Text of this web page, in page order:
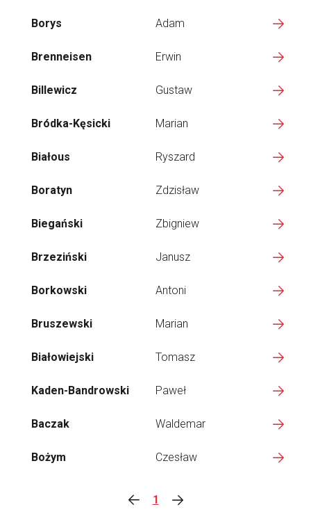
Borys Adam
Brenneisen Erwin
Billewicz Gustaw
Bródka-Kęsicki Marian
Białous Ryszard
Boratyn Zdzisław
Biegański Zbigniew
Brzeziński Janusz
Borkowski Antoni
Bruszewski Marian
Białowiejski Tomasz
Kaden-Bandrowski Paweł
Baczak Waldemar
Bożym Czesław
1